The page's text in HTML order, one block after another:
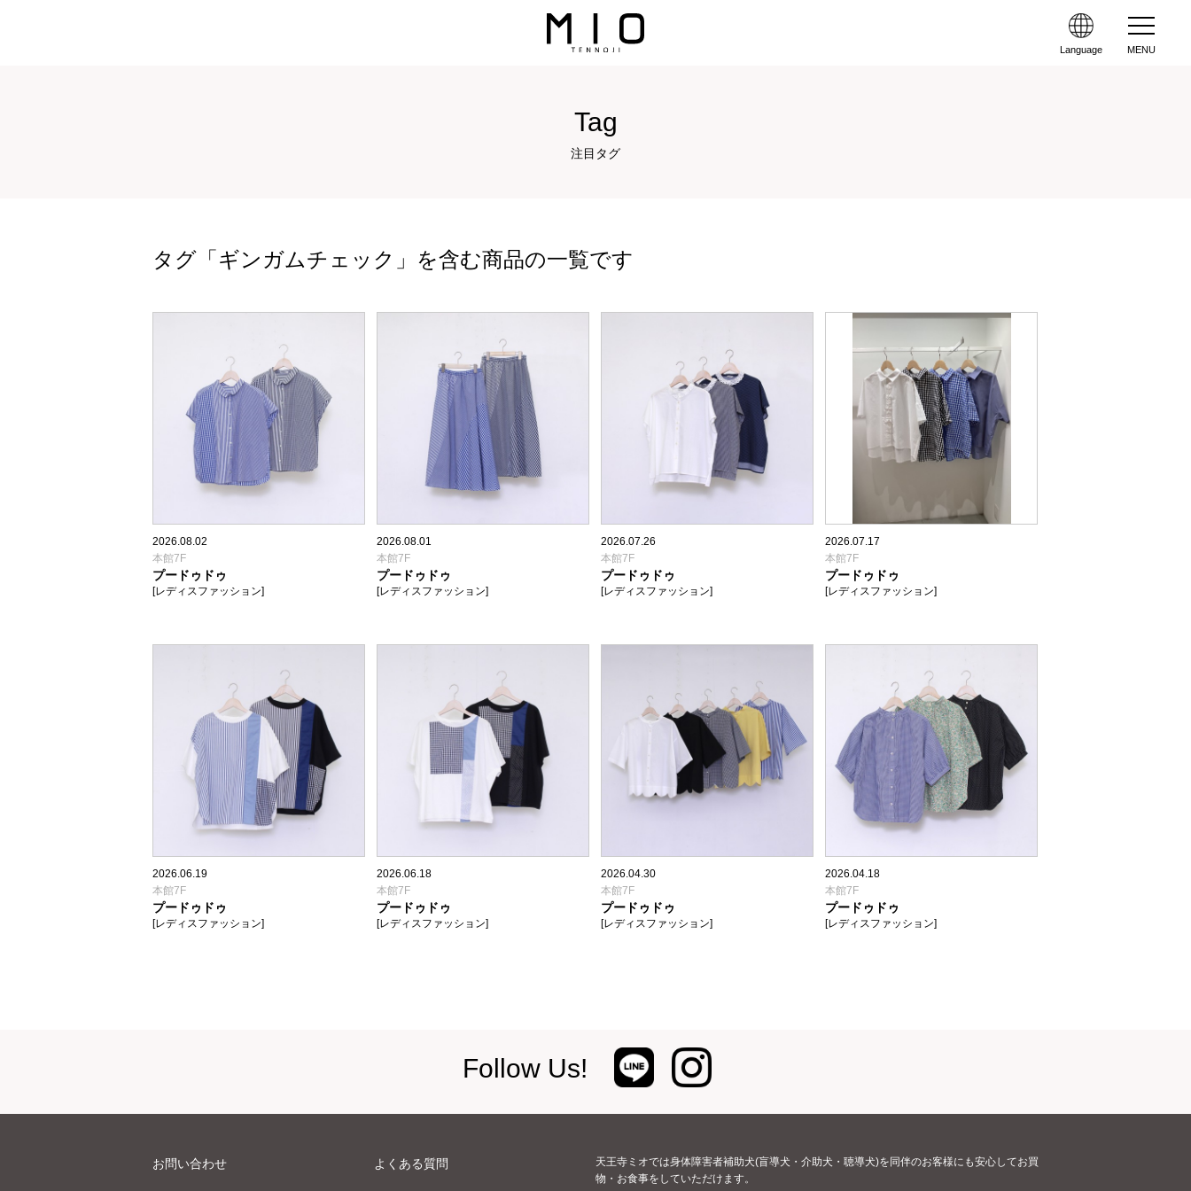
Language MENU
Tag
注目タグ
タグ「ギンガムチェック」を含む商品の一覧です
2026.08.02
本館7F
プードゥドゥ
[レディスファッション]
2026.08.01
本館7F
プードゥドゥ
[レディスファッション]
2026.07.26
本館7F
プードゥドゥ
[レディスファッション]
2026.07.17
本館7F
プードゥドゥ
[レディスファッション]
2026.06.19
本館7F
プードゥドゥ
[レディスファッション]
2026.06.18
本館7F
プードゥドゥ
[レディスファッション]
2026.04.30
本館7F
プードゥドゥ
[レディスファッション]
2026.04.18
本館7F
プードゥドゥ
[レディスファッション]
Follow Us!
お問い合わせ よくある質問
天王寺ミオでは身体障害者補助犬(盲導犬・介助犬・聴導犬)を同伴のお客様にも安心してお買
物・お食事をしていただけます。